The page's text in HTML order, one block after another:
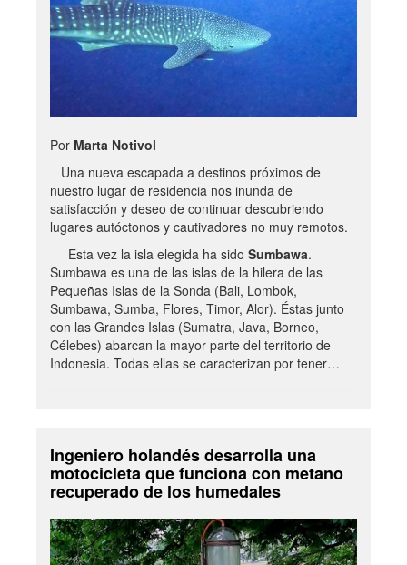
Por Marta Notivol
Una nueva escapada a destinos próximos de
nuestro lugar de residencia nos inunda de
satisfacción y deseo de continuar descubriendo
lugares autóctonos y cautivadores no muy remotos.
Esta vez la isla elegida ha sido Sumbawa.
Sumbawa es una de las islas de la hilera de las
Pequeñas Islas de la Sonda (Bali, Lombok,
Sumbawa, Sumba, Flores, Timor, Alor). Éstas junto
con las Grandes Islas (Sumatra, Java, Borneo,
Célebes) abarcan la mayor parte del territorio de
Indonesia. Todas ellas se caracterizan por tener…
Ingeniero holandés desarrolla una
motocicleta que funciona con metano
recuperado de los humedales